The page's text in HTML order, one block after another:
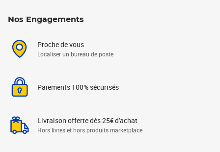
Nos Engagements
Proche de vous
Localiser un bureau de poste
Paiements 100% sécurisés
Livraison offerte dès 25€ d'achat
Hors livres et hors produits marketplace